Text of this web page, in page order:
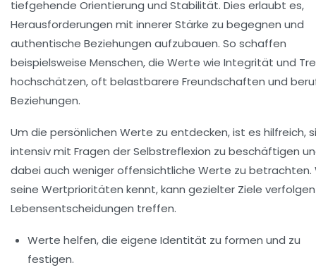
tiefgehende Orientierung und Stabilität. Dies erlaubt es,
Herausforderungen mit innerer Stärke zu begegnen und
authentische Beziehungen aufzubauen. So schaffen
beispielsweise Menschen, die Werte wie Integrität und
hochschätzen, oft belastbarere Freundschaften und
Beziehungen.
Um die persönlichen Werte zu entdecken, ist es hilfreich,
intensiv mit Fragen der Selbstreflexion zu beschäftigen
dabei auch weniger offensichtliche Werte zu betrachten.
seine Wertprioritäten kennt, kann gezielter Ziele
Lebensentscheidungen treffen.
Werte helfen, die eigene Identität zu formen und zu
festigen.